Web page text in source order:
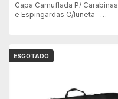
Capa Camuflada P/ Carabinas
e Espingardas C/luneta -
ESGOTADO